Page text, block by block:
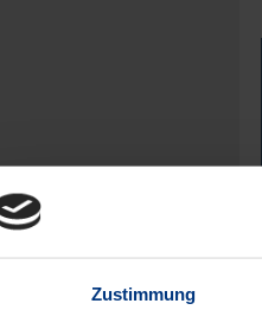
Zustimmung